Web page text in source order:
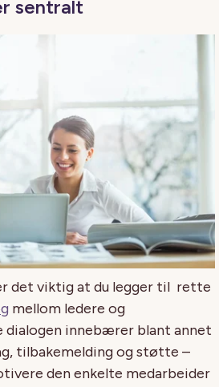
sentralt
det viktig at du legger til rette
mellom ledere og
dialogen innebærer blant annet
tilbakemelding og støtte –
den enkelte medarbeider